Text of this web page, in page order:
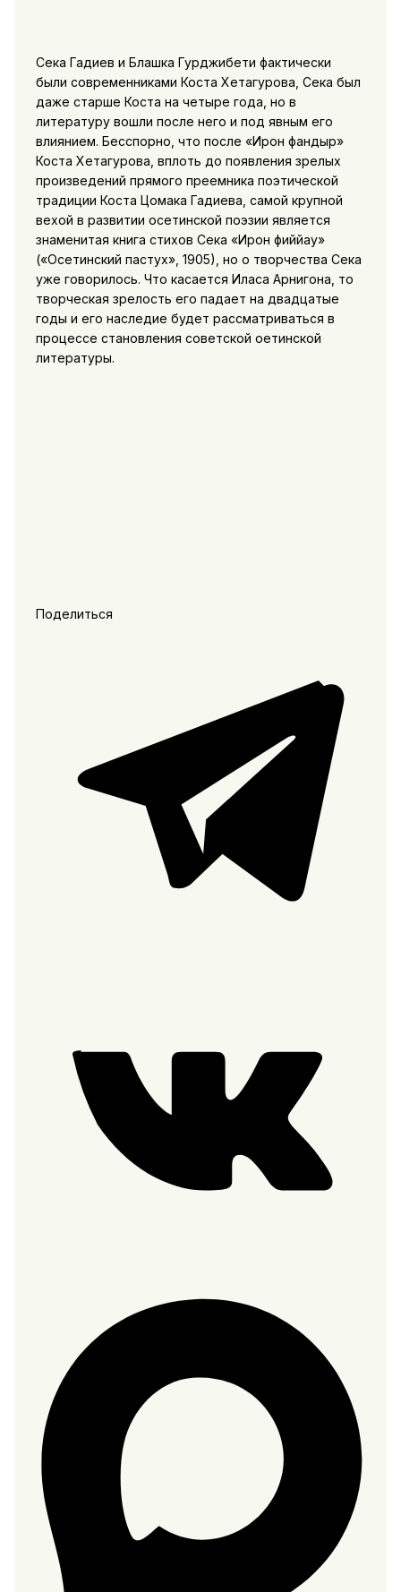
Сека Гадиев и Блашка Гурджибети фактически
были современниками Коста Хетагурова, Сека был
даже старше Коста на четыре года, но в
литературу вошли после него и под явным его
влиянием. Бесспорно, что после «Ирон фандыр»
Коста Хетагурова, вплоть до появления зрелых
произведений прямого преемника поэтической
традиции Коста Цомака Гадиева, самой крупной
вехой в развитии осетинской поэзии является
знаменитая книга стихов Сека «Ирон фиййау»
(«Осетинский пастух», 1905), но о творчества Сека
уже говорилось. Что касается Иласа Арнигона, то
творческая зрелость его падает на двадцатые
годы и его наследие будет рассматриваться в
процессе становления советской оетинской
литературы.
Поделиться